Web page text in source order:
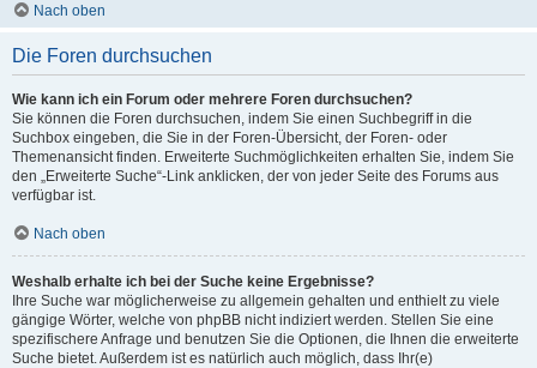
Nach oben
Die Foren durchsuchen
Wie kann ich ein Forum oder mehrere Foren durchsuchen?
Sie können die Foren durchsuchen, indem Sie einen Suchbegriff in die
Suchbox eingeben, die Sie in der Foren-Übersicht, der Foren- oder
Themenansicht finden. Erweiterte Suchmöglichkeiten erhalten Sie, indem Sie
den „Erweiterte Suche“-Link anklicken, der von jeder Seite des Forums aus
verfügbar ist.
Nach oben
Weshalb erhalte ich bei der Suche keine Ergebnisse?
Ihre Suche war möglicherweise zu allgemein gehalten und enthielt zu viele
gängige Wörter, welche von phpBB nicht indiziert werden. Stellen Sie eine
spezifischere Anfrage und benutzen Sie die Optionen, die Ihnen die erweiterte
Suche bietet. Außerdem ist es natürlich auch möglich, dass Ihr(e)